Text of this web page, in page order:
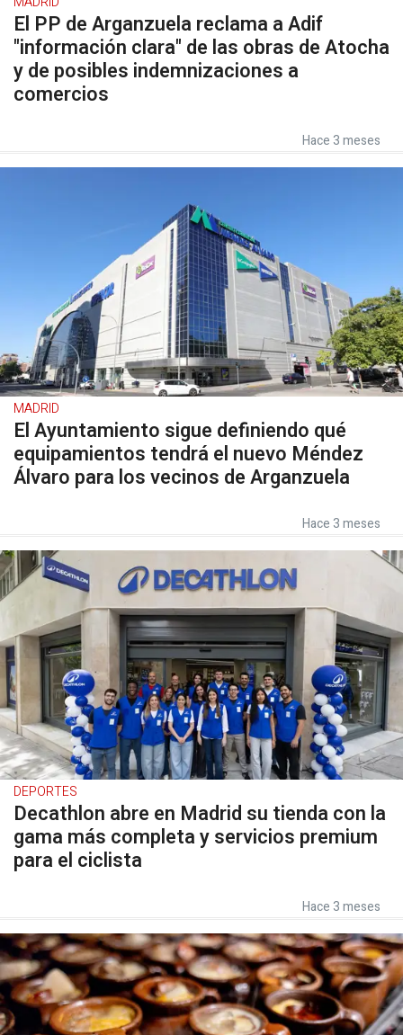
El PP de Arganzuela reclama a Adif
"información clara" de las obras de Atocha
y de posibles indemnizaciones a
comercios
Hace 3 meses
MADRID
El Ayuntamiento sigue definiendo qué
equipamientos tendrá el nuevo Méndez
Álvaro para los vecinos de Arganzuela
Hace 3 meses
DEPORTES
Decathlon abre en Madrid su tienda con la
gama más completa y servicios premium
para el ciclista
Hace 3 meses